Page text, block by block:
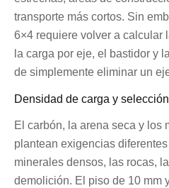
transporte más cortos. Sin
6×4 requiere volver a calcular
la carga por eje, el bastidor y
de simplemente eliminar un
Densidad de carga y
El carbón, la arena seca y los
plantean exigencias
minerales densos, las rocas,
demolición. El piso de 10 mm